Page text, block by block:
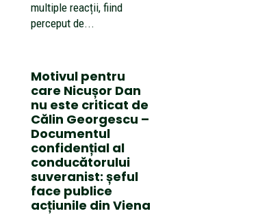
multiple reacții, fiind
perceput de...
Motivul pentru
care Nicușor Dan
nu este criticat de
Călin Georgescu –
Documentul
confidențial al
conducătorului
suveranist: șeful
face publice
acțiunile din Viena